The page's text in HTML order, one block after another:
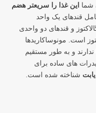
شما این غذا را سریعتر هضم
قندهای یک واحد
و قندهای دو واحدی
است. مونوساکاریدها
ندارند و به طور مستقیم
های ساده برای
شناخته شده است.